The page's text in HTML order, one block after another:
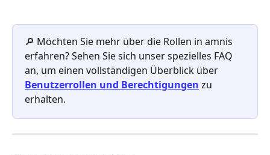
🔎 Möchten Sie mehr über die Rollen in amnis
erfahren? Sehen Sie sich unser spezielles FAQ
an, um einen vollständigen Überblick über
Benutzerrollen und Berechtigungen zu
erhalten.